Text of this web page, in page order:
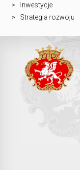
Inwestycje
Strategia rozwoju